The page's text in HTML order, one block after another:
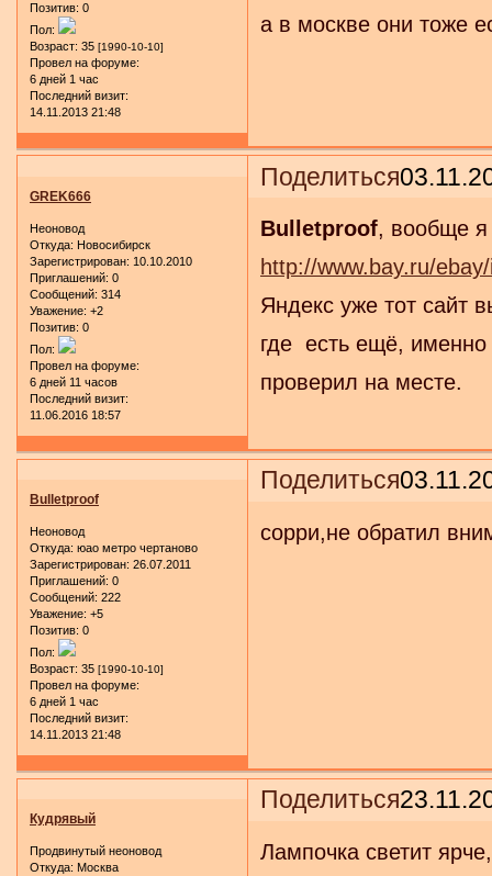
Позитив: 0
Пол:
Возраст: 35 [1990-10-10]
Провел на форуме:
6 дней 1 час
Последний визит:
14.11.2013 21:48
а в москве они тоже
Поделиться
GREK666
Неоновод
Откуда: Новосибирск
Зарегистрирован: 10.10.2010
Приглашений: 0
Сообщений: 314
Уважение: +2
Позитив: 0
Пол:
Провел на форуме:
6 дней 11 часов
Последний визит:
11.06.2016 18:57
Bulletproof, вообще я
http://www.bay.ru/
Яндекс уже тот сайт
где есть ещё,
проверил на месте.
Поделиться
Bulletproof
Неоновод
Откуда: юао метро чертаново
Зарегистрирован: 26.07.2011
Приглашений: 0
Сообщений: 222
Уважение: +5
Позитив: 0
Пол:
Возраст: 35 [1990-10-10]
Провел на форуме:
6 дней 1 час
Последний визит:
14.11.2013 21:48
сорри,не обратил
Поделиться
Кудрявый
Продвинутый неоновод
Откуда: Москва
Лампочка светит